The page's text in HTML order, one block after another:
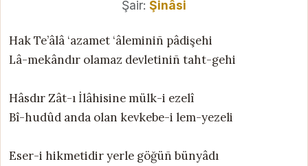
Şair: Şinâsi
Hak Te’âlâ ‘azamet ‘âleminiñ pâdişehi
Lâ-mekândır olamaz devletiniñ taht-gehi
Hâsdır Zât-ı İlâhisine mülk-i ezelî
Bî-hudûd anda olan kevkebe-i lem-yezeli
Eser-i hikmetidir yerle göğüñ bünyâdı